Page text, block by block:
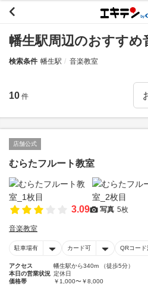
幡生駅周辺のおすすめ
検索条件 幡生駅 音楽教室
10 件
店舗公式
むらたフルート教室
3.09 写真 5枚
音楽教室
駐車場有 カード可 QRコード
アクセス
幡生駅から340m （徒歩5分）
本日の営業状況 定休日
価格帯
￥1,000〜￥8,000